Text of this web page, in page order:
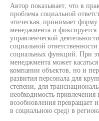
Автор показывает, что в
проблема социальной
этическая, принимает
менеджмента и
управленческой
социальной
социальных функций. При
менеджмента может
компании объектов, но и
развития персонала для
степени, для
необходимость привлечения
возобновления превращает
в социальною сред) в